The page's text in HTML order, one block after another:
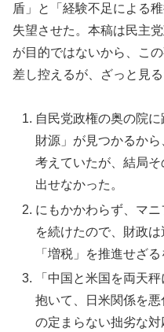
盾」と「経験不足による
失望させた。本稿は民主
が目的ではないから、こ
差し控えるが、ざっと見
自民党政権の奥の院
財源」が見つかるか
考えていたが、結局
出せなかった。
にもかかわらず、マ
を続けたので、財政
「増税」を推進せざ
「中国と米国を両天
抱いて、日米関係を
の定まらない拙劣な